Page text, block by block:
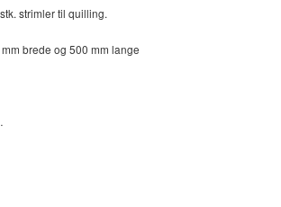
strimler til quilling.
brede og 500 mm lange